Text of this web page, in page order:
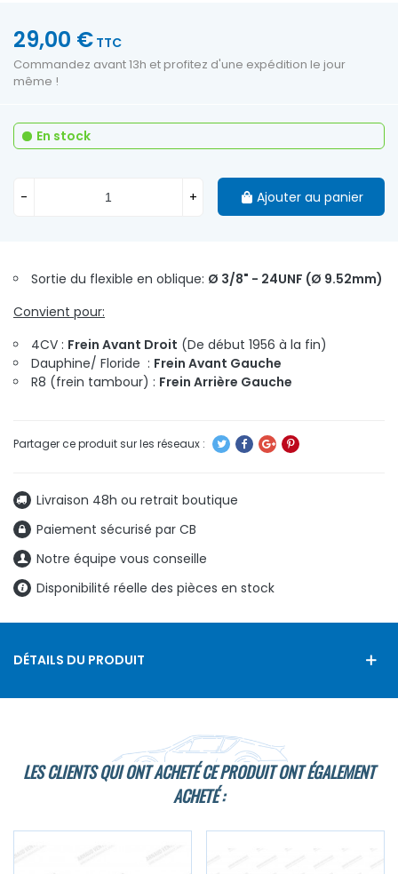
Sortie du flexible en oblique: Ø 3/8" - 24UNF (Ø 9.52mm)
Convient pour:
4CV : Frein Avant Droit (De début 1956 à la fin)
Dauphine/ Floride : Frein Avant Gauche
R8 (frein tambour) : Frein Arrière Gauche
Livraison 48h ou retrait boutique
Paiement sécurisé par CB
Notre équipe vous conseille
Disponibilité réelle des pièces en stock
29,00 € TTC
Commandez avant 13h et profitez d'une expédition le jour
même !
En stock
- + Ajouter au panier
DÉTAILS DU PRODUIT
LES CLIENTS QUI ONT ACHETÉ CE PRODUIT ONT ÉGALEMENT
ACHETÉ :